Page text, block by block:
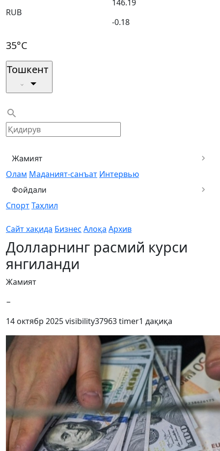
RUB
146.19
-0.18
35°C
Тошкент
Жамият
Олам Маданият-санъат Интервью
Фойдали
СпортТаҳлил
Сайт хақида Бизнес Алоқа Архив
Долларнинг расмий курси
янгиланди
Жамият
−
14 октябр 2025visibility37963timer1 дақиқа